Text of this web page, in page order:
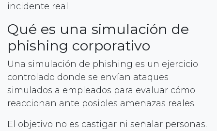
incidente real.
Qué es una simulación de
phishing corporativo
Una simulación de phishing es un ejercicio
controlado donde se envían ataques
simulados a empleados para evaluar cómo
reaccionan ante posibles amenazas reales.
El objetivo no es castigar ni señalar personas.